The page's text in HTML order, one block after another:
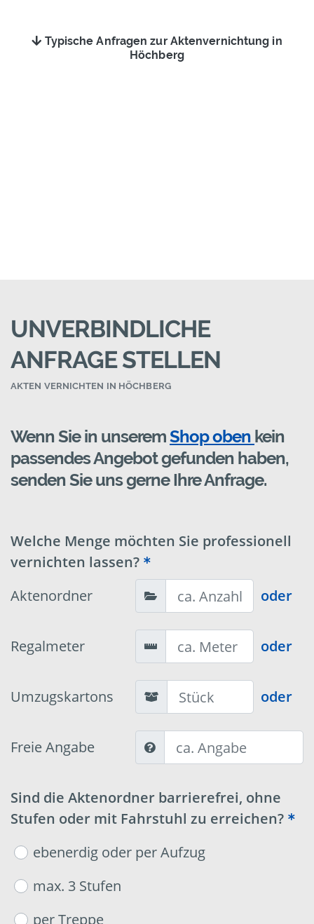
Typische Anfragen zur Aktenvernichtung in
Höchberg
UNVERBINDLICHE
ANFRAGE STELLEN
AKTEN VERNICHTEN IN HÖCHBERG
Wenn Sie in unseremShop oben kein
passendes Angebot gefunden haben,
senden Sie uns gerne Ihre Anfrage.
Welche Menge möchten Sie professionell
vernichten lassen?
Aktenordner
oder
Regalmeter oder
Umzugskartons oder
Freie Angabe
Sind die Aktenordner barrierefrei, ohne
Stufen oder mit Fahrstuhl zu erreichen?
ebenerdig oder per Aufzug
max. 3 Stufen
per Treppe